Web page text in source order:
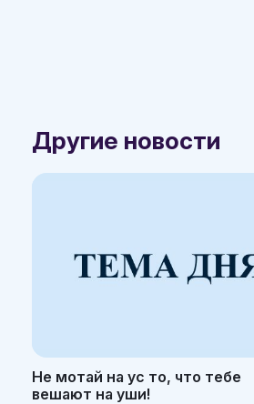
Другие новости
Не мотай на ус то, что тебе
вешают на уши!